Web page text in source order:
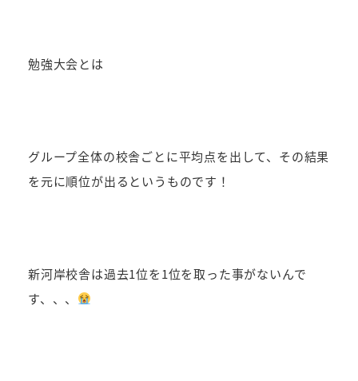
勉強大会とは
グループ全体の校舎ごとに平均点を出して、その結果
を元に順位が出るというものです！
新河岸校舎は過去1位を1位を取った事がないんで
す、、、